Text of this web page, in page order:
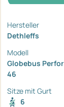
Hersteller
Dethleffs
Modell
Globebus
46
Sitze mit Gurt
6